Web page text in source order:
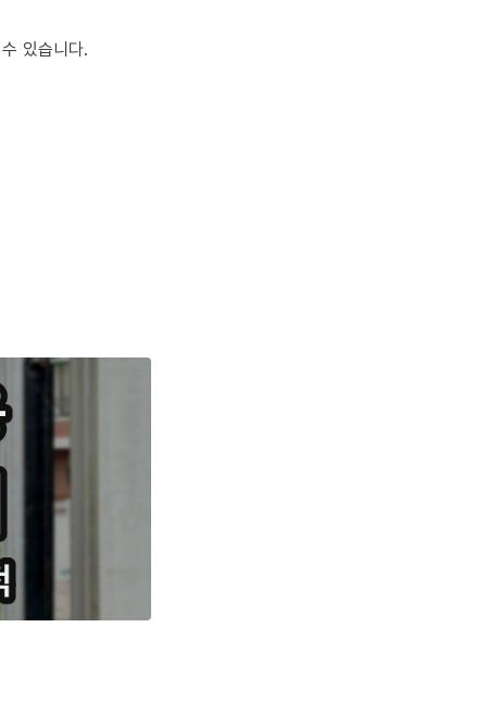
있습니다.